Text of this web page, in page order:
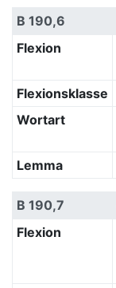
B 190,6
Flexion
Flexionsklasse
Wortart
Lemma
B 190,7
Flexion